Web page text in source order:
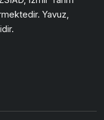
Yavuz,